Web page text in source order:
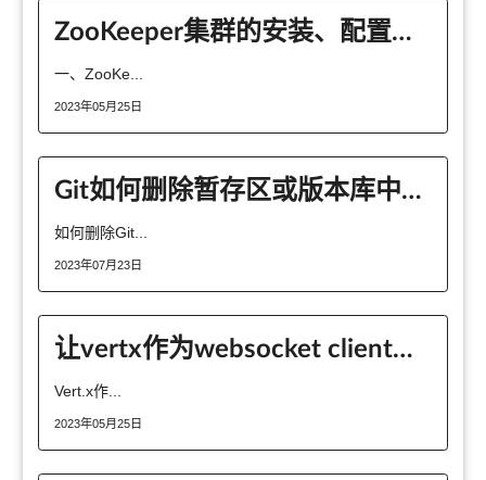
ZooKeeper集群的安装、配置和高可用测试
一、ZooKe...
2023年05月25日
Git如何删除暂存区或版本库中的文件
如何删除Git...
2023年07月23日
让vertx作为websocket client实例分享
Vert.x作...
2023年05月25日